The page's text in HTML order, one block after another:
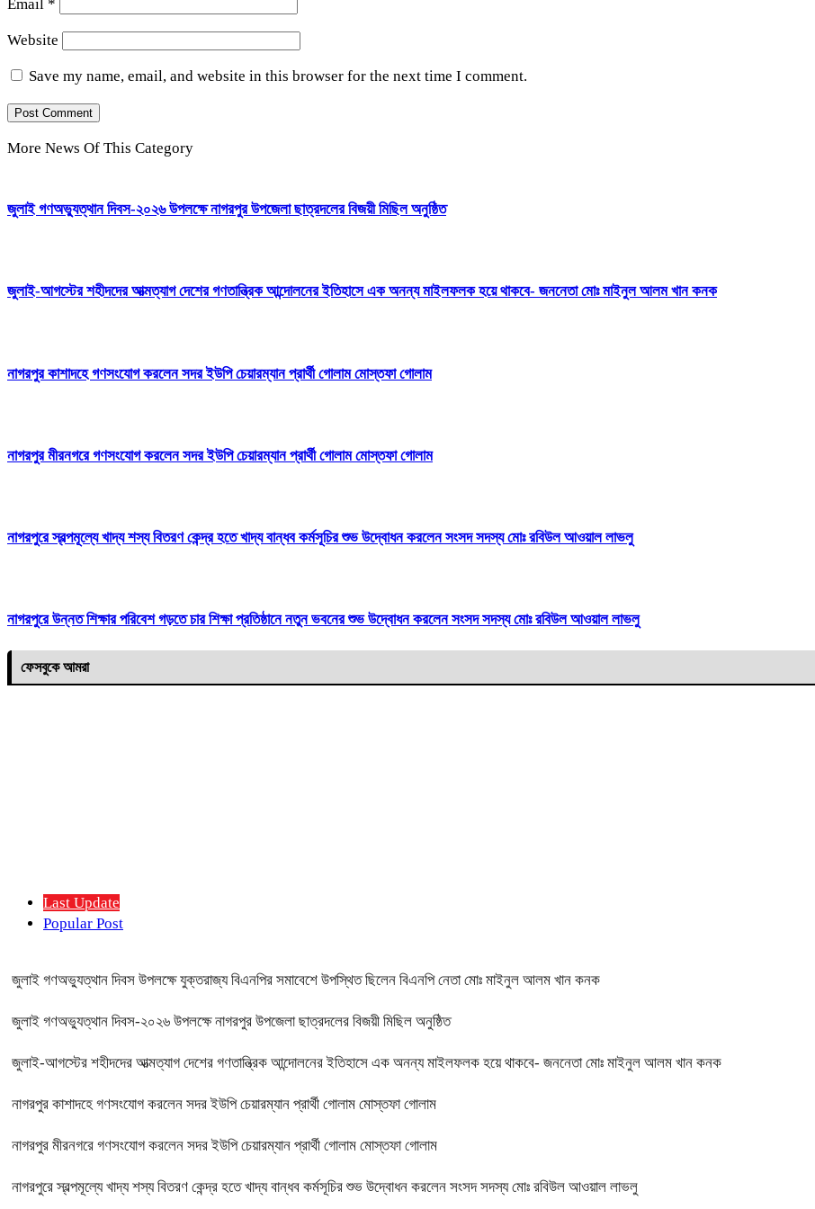
Email *
Website
Save my name, email, and website in this browser for the next time I comment.
More News Of This Category
জুলাই গণঅভ্যুত্থান দিবস-২০২৬ উপলক্ষে নাগরপুর উপজেলা ছাত্রদলের বিজয়ী মিছিল অনুষ্ঠিত
জুলাই-আগস্টের শহীদদের আত্মত্যাগ দেশের গণতান্ত্রিক আন্দোলনের ইতিহাসে এক অনন্য মাইলফলক হয়ে থাকবে- জননেতা মোঃ মাইনুল আলম খান কনক
নাগরপুর কাশাদহে গণসংযোগ করলেন সদর ইউপি চেয়ারম্যান প্রার্থী গোলাম মোস্তফা গোলাম
নাগরপুর মীরনগরে গণসংযোগ করলেন সদর ইউপি চেয়ারম্যান প্রার্থী গোলাম মোস্তফা গোলাম
নাগরপুরে স্বল্পমূল্যে খাদ্য শস্য বিতরণ কেন্দ্র হতে খাদ্য বান্ধব কর্মসূচির শুভ উদ্বোধন করলেন সংসদ সদস্য মোঃ রবিউল আওয়াল লাভলু
নাগরপুরে উন্নত শিক্ষার পরিবেশ গড়তে চার শিক্ষা প্রতিষ্ঠানে নতুন ভবনের শুভ উদ্বোধন করলেন সংসদ সদস্য মোঃ রবিউল আওয়াল লাভলু
ফেসবুকে আমরা
Last Update
Popular Post
জুলাই গণঅভ্যুত্থান দিবস উপলক্ষে যুক্তরাজ্য বিএনপির সমাবেশে উপস্থিত ছিলেন বিএনপি নেতা মোঃ মাইনুল আলম খান কনক
জুলাই গণঅভ্যুত্থান দিবস-২০২৬ উপলক্ষে নাগরপুর উপজেলা ছাত্রদলের বিজয়ী মিছিল অনুষ্ঠিত
জুলাই-আগস্টের শহীদদের আত্মত্যাগ দেশের গণতান্ত্রিক আন্দোলনের ইতিহাসে এক অনন্য মাইলফলক হয়ে থাকবে- জননেতা মোঃ মাইনুল আলম খান কনক
নাগরপুর কাশাদহে গণসংযোগ করলেন সদর ইউপি চেয়ারম্যান প্রার্থী গোলাম মোস্তফা গোলাম
নাগরপুর মীরনগরে গণসংযোগ করলেন সদর ইউপি চেয়ারম্যান প্রার্থী গোলাম মোস্তফা গোলাম
নাগরপুরে স্বল্পমূল্যে খাদ্য শস্য বিতরণ কেন্দ্র হতে খাদ্য বান্ধব কর্মসূচির শুভ উদ্বোধন করলেন সংসদ সদস্য মোঃ রবিউল আওয়াল লাভলু